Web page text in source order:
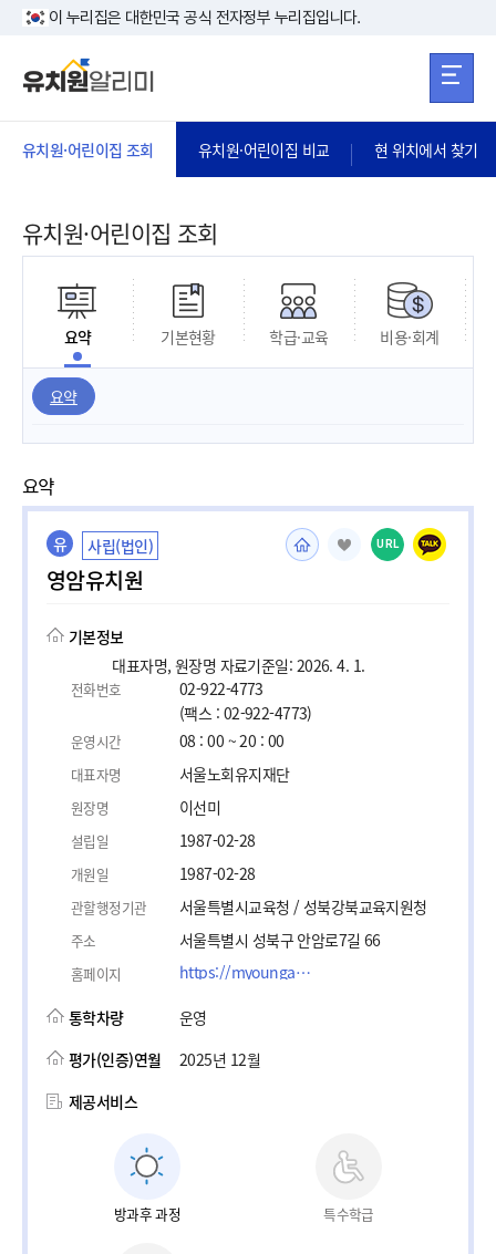
본문 바로가기
이 누리집은 대한민국 공식 전자정부 누리집입니다.
유치원·어린이집 조회 유치원·어린이집 비교 현 위치에서 찾기
유치원·어린이집 조회
요약 기본현황 학급·교육 비용·회계
요약
요약
유 사립(법인)
영암유치원
URL
기본정보
대표자명, 원장명 자료기준일: 2026. 4. 1.
전화번호
02-922-4773
(팩스 : 02-922-4773)
운영시간 08 : 00 ~ 20 : 00
대표자명 서울노회유지재단
원장명 이선미
설립일 1987-02-28
개원일 1987-02-28
관할행정기관 서울특별시교육청 / 성북강북교육지원청
주소 서울특별시 성북구 안암로7길 66
홈페이지 https://myoungahmolw.zaemit.com/
통학차량
운영
평가(인증)연월
2025년 12월
제공서비스
방과후 과정 특수학급